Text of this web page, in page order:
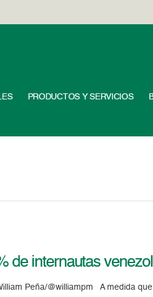
PRODUCTOS Y SERVICIOS
de internautas
Peña/@williampm A medida